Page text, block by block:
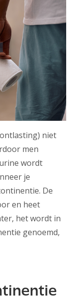
niet
men
wordt
je
De
en heet
het wordt in
genoemd,